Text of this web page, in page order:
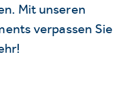
Mit unseren
verpassen Sie